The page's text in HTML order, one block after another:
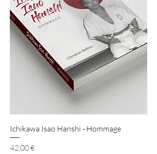
Ichikawa Isao Hanshi - Hommage
Preis
42,00 €